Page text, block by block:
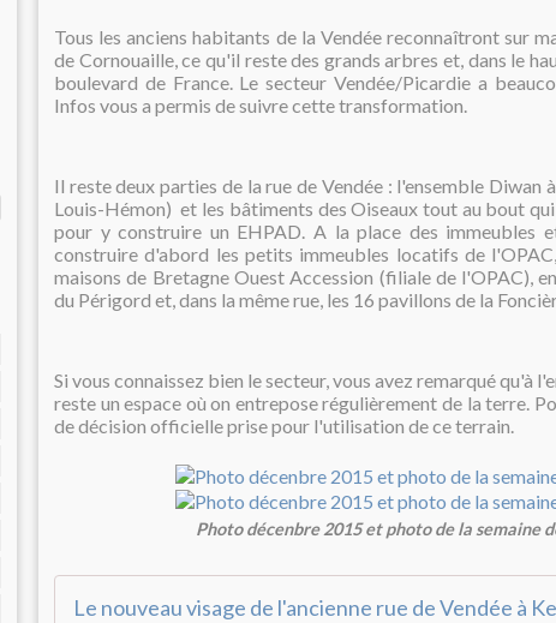
Tous les anciens habitants de la Vendée reconnaîtront sur
de Cornouaille, ce qu'il reste des grands arbres et, dans le
boulevard de France. Le secteur Vendée/Picardie a
Infos vous a permis de suivre cette transformation.
Il reste deux parties de la rue de Vendée : l'ensemble Diwan
Louis-Hémon) et les bâtiments des Oiseaux tout au bout
pour y construire un EHPAD. A la place des immeubles
construire d'abord les petits immeubles locatifs de
maisons de Bretagne Ouest Accession (filiale de l'OPAC),
du Périgord et, dans la même rue, les 16 pavillons de la
Si vous connaissez bien le secteur, vous avez remarqué qu'à
reste un espace où on entrepose régulièrement de la terre.
de décision officielle prise pour l'utilisation de ce terrain.
Photo décenbre 2015 et photo de la semaine